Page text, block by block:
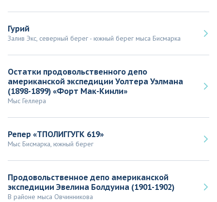
Гурий
Залив Экс, северный берег - южный берег мыса Бисмарка
Остатки продовольственного депо
американской экспедиции Уолтера Уэлмана
(1898-1899) «Форт Мак-Кинли»
Мыс Геллера
Репер «ТПОЛИГГУГК 619»
Мыс Бисмарка, южный берег
Продовольственное депо американской
экспедиции Эвелина Болдуина (1901-1902)
В районе мыса Овчинникова